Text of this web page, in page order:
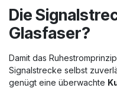
Die
Glasfaser?
Damit das
Signalstrecke selbst
genügt eine überwachte